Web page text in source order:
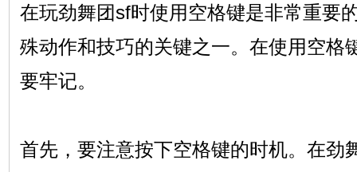
在玩劲舞团sf时使用空格键是非常重要
殊动作和技巧的关键之一。在使用空格
要牢记。
首先，要注意按下空格键的时机。在劲